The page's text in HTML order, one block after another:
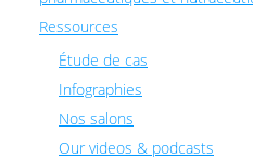
Ressources
Étude de cas
Infographies
Nos salons
Our videos & podcasts